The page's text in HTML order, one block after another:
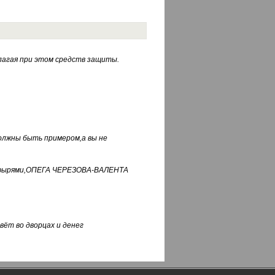
при этом средств защиты.
быть примером,а вы не
ЧЕРЕЗОВА-ВАЛЕНТА
во дворцах и денег